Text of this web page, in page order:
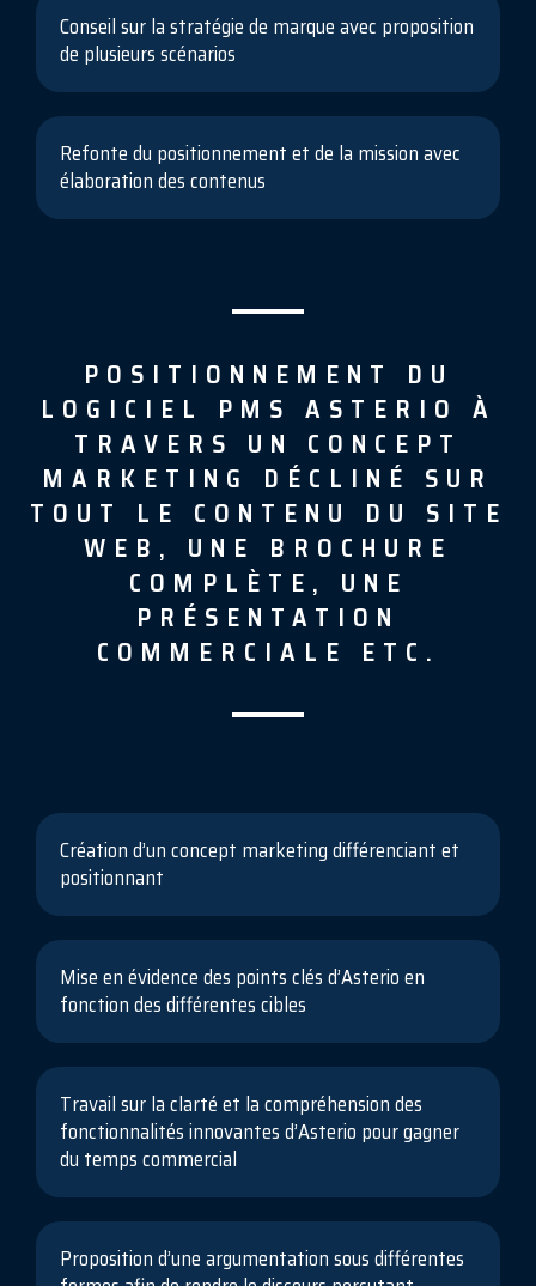
Conseil sur la stratégie de marque avec proposition
de plusieurs scénarios
Refonte du positionnement et de la mission avec
élaboration des contenus
POSITIONNEMENT DU
LOGICIEL PMS ASTERIO À
TRAVERS UN CONCEPT
MARKETING DÉCLINÉ SUR
TOUT LE CONTENU DU SITE
WEB, UNE BROCHURE
COMPLÈTE, UNE
PRÉSENTATION
COMMERCIALE ETC.
Création d’un concept marketing différenciant et
positionnant
Mise en évidence des points clés d’Asterio en
fonction des différentes cibles
Travail sur la clarté et la compréhension des
fonctionnalités innovantes d’Asterio pour gagner
du temps commercial
Proposition d’une argumentation sous différentes